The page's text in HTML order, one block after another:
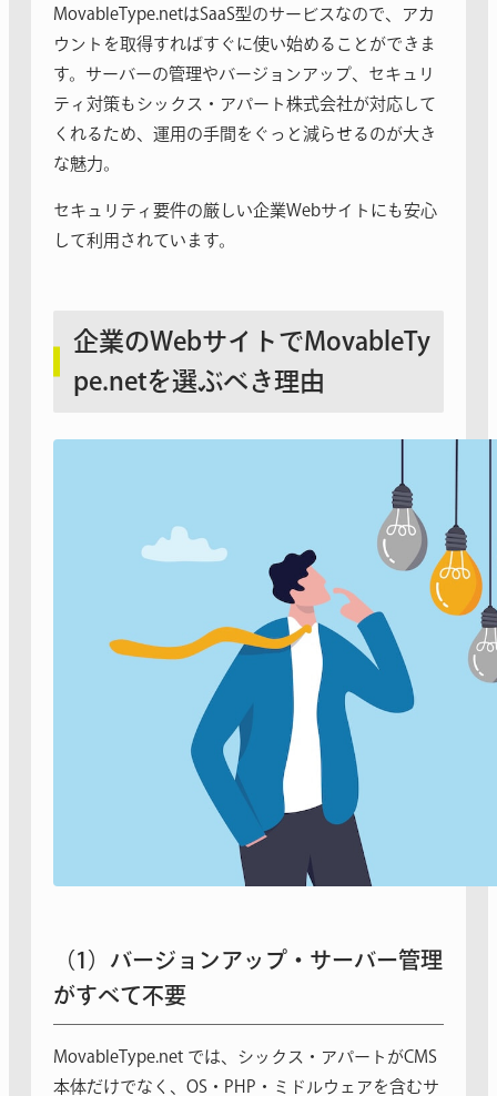
MovableType.netはSaaS型のサービスなので、アカ
ウントを取得すればすぐに使い始めることができま
す。サーバーの管理やバージョンアップ、セキュリ
ティ対策もシックス・アパート株式会社が対応して
くれるため、運用の手間をぐっと減らせるのが大き
な魅力。
セキュリティ要件の厳しい企業Webサイトにも安心
して利用されています。
企業のWebサイトでMovableTy
pe.netを選ぶべき理由
（1）バージョンアップ・サーバー管理
がすべて不要
MovableType.net では、シックス・アパートがCMS
本体だけでなく、OS・PHP・ミドルウェアを含むサ